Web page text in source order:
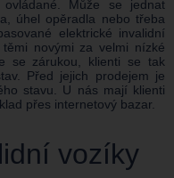
Může se jednat
úhel opěradla nebo třeba
elektrické invalidní
novými za velmi nízké
se zárukou, klienti se tak
Před jejich prodejem je
stavu. U nás mají klienti
přes internetový bazar.
vozíky